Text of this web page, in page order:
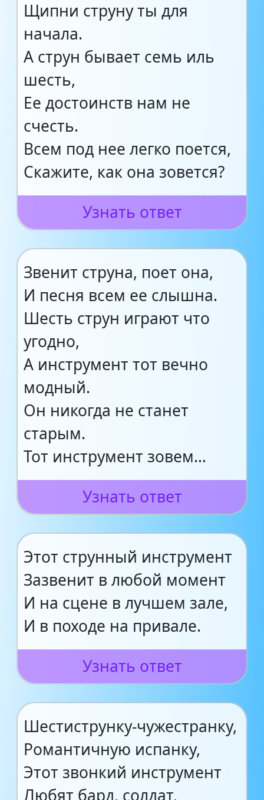
Щипни струну ты для
начала.
А струн бывает семь иль
шесть,
Ее достоинств нам не
счесть.
Всем под нее легко поется,
Скажите, как она зовется?
Узнать ответ
Звенит струна, поет она,
И песня всем ее слышна.
Шесть струн играют что
угодно,
А инструмент тот вечно
модный.
Он никогда не станет
старым.
Тот инструмент зовем…
Узнать ответ
Этот струнный инструмент
Зазвенит в любой момент
И на сцене в лучшем зале,
И в походе на привале.
Узнать ответ
Шестиструнку-чужестранку,
Романтичную испанку,
Этот звонкий инструмент
Любят бард, солдат,